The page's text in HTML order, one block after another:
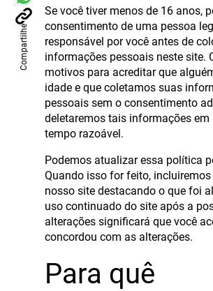
Compartilhe
Se você tiver menos de 16 anos,
consentimento de uma pessoa
responsável por você antes de
informações pessoais neste site.
motivos para acreditar que
idade e que coletamos suas
pessoais sem o consentimento
deletaremos tais informações em
tempo razoável.
Podemos atualizar essa política
Quando isso for feito,
nosso site destacando o que foi
uso continuado do site após a
alterações significará que você
concordou com as alterações.
Para quê